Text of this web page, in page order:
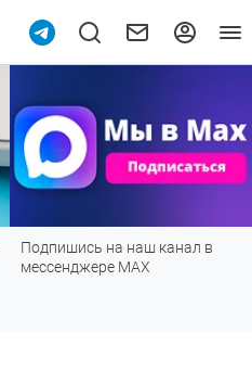
Подпишись на наш канал в
мессенджере МАХ